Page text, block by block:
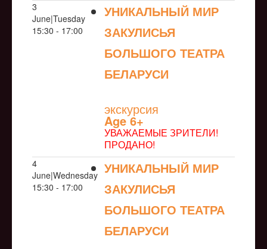
3
June|Tuesday
15:30 - 17:00
УНИКАЛЬНЫЙ МИР
ЗАКУЛИСЬЯ
БОЛЬШОГО ТЕАТРА
БЕЛАРУСИ
экскурсия
Age 6+
УВАЖАЕМЫЕ ЗРИТЕЛИ!
ПРОДАНО!
4
June|Wednesday
15:30 - 17:00
УНИКАЛЬНЫЙ МИР
ЗАКУЛИСЬЯ
БОЛЬШОГО ТЕАТРА
БЕЛАРУСИ